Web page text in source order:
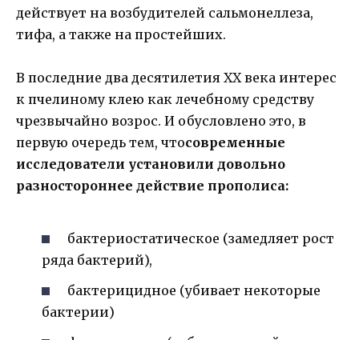
действует на возбудителей сальмонеллеза,
тифа, а также на простейших.
В последние два десятилетия XX века интерес
к пчелиному клею как лечебному средству
чрезвычайно возрос. И обусловлено это, в
первую очередь тем, чтосовременные
исследователи установили довольно
разностороннее действие прополиса:
бактериостатическое (замедляет рост
ряда бактерий),
бактерицидное (убивает некоторые
бактерии)